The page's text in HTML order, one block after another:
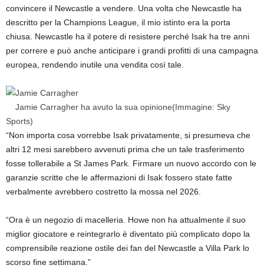
convincere il Newcastle a vendere. Una volta che Newcastle ha
descritto per la Champions League, il mio istinto era la porta
chiusa. Newcastle ha il potere di resistere perché Isak ha tre anni
per correre e può anche anticipare i grandi profitti di una campagna
europea, rendendo inutile una vendita così tale.
Jamie Carragher ha avuto la sua opinione(Immagine: Sky
Sports)
“Non importa cosa vorrebbe Isak privatamente, si presumeva che
altri 12 mesi sarebbero avvenuti prima che un tale trasferimento
fosse tollerabile a St James Park. Firmare un nuovo accordo con le
garanzie scritte che le affermazioni di Isak fossero state fatte
verbalmente avrebbero costretto la mossa nel 2026.
“Ora è un negozio di macelleria. Howe non ha attualmente il suo
miglior giocatore e reintegrarlo è diventato più complicato dopo la
comprensibile reazione ostile dei fan del Newcastle a Villa Park lo
scorso fine settimana.”